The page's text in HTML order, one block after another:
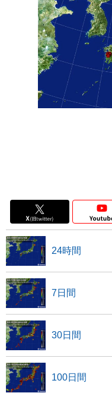
24時間
7日間
30日間
100日間